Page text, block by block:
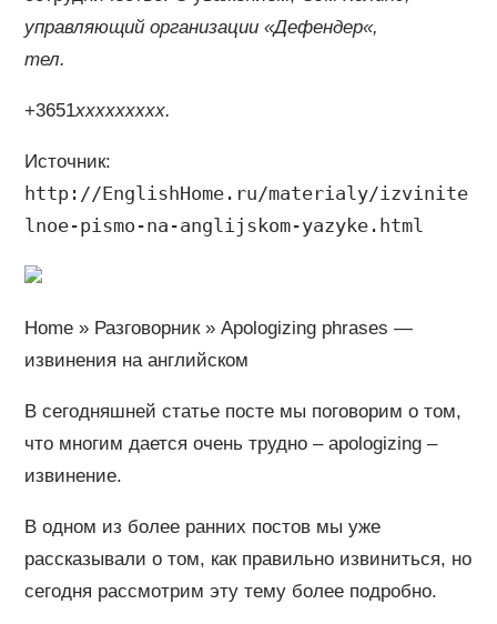
управляющий организации «Дефендер«,
тел.
+3651ххххххххх.
Источник:
http://EnglishHome.ru/materialy/izvinite
lnoe-pismo-na-anglijskom-yazyke.html
Home » Разговорник » Apologizing phrases —
извинения на английском
В сегодняшней статье посте мы поговорим о том,
что многим дается очень трудно – apologizing –
извинение.
В одном из более ранних постов мы уже
рассказывали о том, как правильно извиниться, но
сегодня рассмотрим эту тему более подробно.